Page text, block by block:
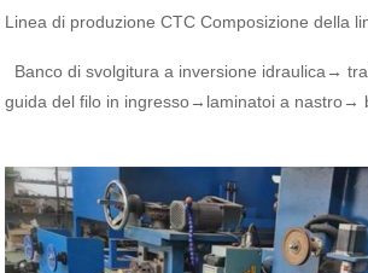
Linea di produzione CTC Composizione della
Banco di svolgitura a inversione idraulica→
guida del filo in ingresso→laminatoi a nastro→